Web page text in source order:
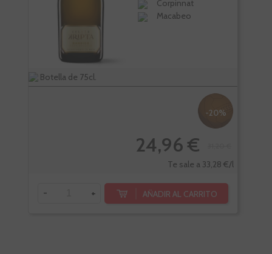
Corpinnat
Macabeo
Botella de 75cl.
-20%
24,96 €
Te sale a 33,28 €/l
- + AÑADIR AL CARRITO